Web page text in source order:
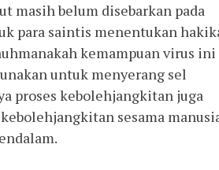
masih belum disebarkan pada
para saintis menentukan
kemampuan virus ini
untuk menyerang sel
proses kebolehjangkitan juga
sesama